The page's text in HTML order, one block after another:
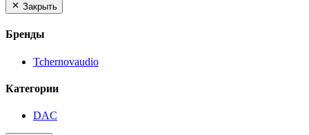
Закрыть
Бренды
Tchernovaudio
Категории
DAC